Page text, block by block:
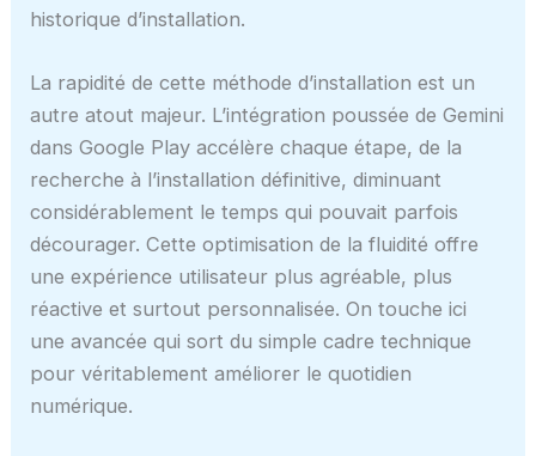
historique d’installation.
La rapidité de cette méthode d’installation est un
autre atout majeur. L’intégration poussée de Gemini
dans Google Play accélère chaque étape, de la
recherche à l’installation définitive, diminuant
considérablement le temps qui pouvait parfois
décourager. Cette optimisation de la fluidité offre
une expérience utilisateur plus agréable, plus
réactive et surtout personnalisée. On touche ici
une avancée qui sort du simple cadre technique
pour véritablement améliorer le quotidien
numérique.